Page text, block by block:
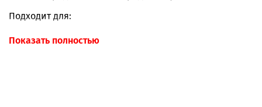
Подходит для:
TLC Prado 120/150
Показать полностью